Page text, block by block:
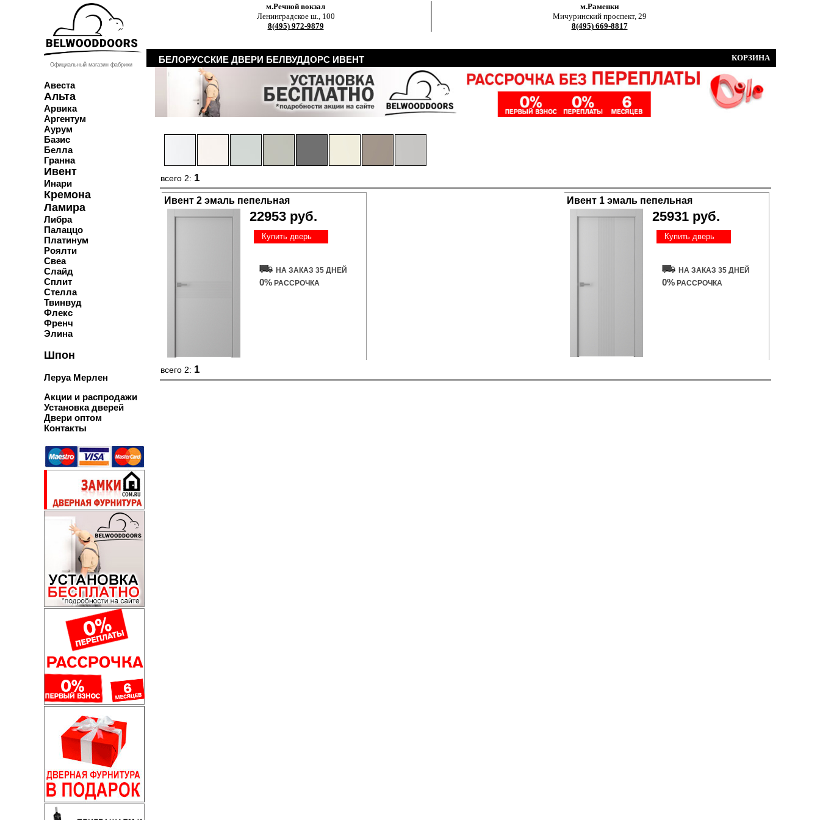
Официальный магазин фабрики
Авеста
Альта
Арвика
Аргентум
Аурум
Базис
Белла
Гранна
Ивент
Инари
Кремона
Ламира
Либра
Палаццо
Платинум
Роялти
Свеа
Слайд
Сплит
Стелла
Твинвуд
Флекс
Френч
Элина
Шпон
Леруа Мерлен
Акции и распродажи
Установка дверей
Двери оптом
Контакты
м.Речной вокзал
Ленинградское ш., 100
8(495) 972-9879
м.Раменки
Мичуринский проспект, 29
8(495) 669-8817
КОРЗИНА
БЕЛОРУССКИЕ ДВЕРИ БЕЛВУДДОРС ИВЕНТ
всего 2: 1
Ивент 2 эмаль пепельная
22953 руб.
Купить дверь
НА ЗАКАЗ 35 ДНЕЙ
0% РАССРОЧКА
Ивент 1 эмаль пепельная
25931 руб.
Купить дверь
НА ЗАКАЗ 35 ДНЕЙ
0% РАССРОЧКА
всего 2: 1